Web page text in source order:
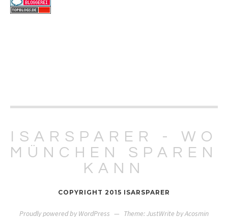
ISARSPARER - WO
MÜNCHEN SPAREN
KANN
COPYRIGHT 2015 ISARSPARER
Proudly powered by WordPress — Theme: JustWrite byAcosmin